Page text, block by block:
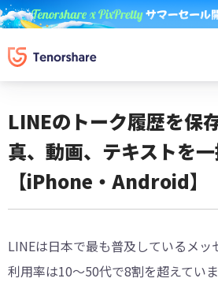
LINEのトーク履歴を保
真、動画、テキストを
【iPhone・Android】
LINEは日本で最も普及しているメッ
利用率は10〜50代で8割を超えてい